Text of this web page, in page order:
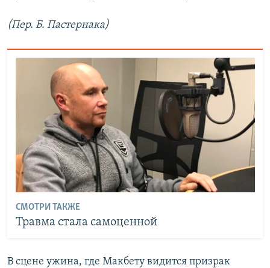
(Пер. Б. Пастернака)
СМОТРИ ТАКЖЕ
Травма стала самоценной
В сцене ужина, где Макбету видится призрак